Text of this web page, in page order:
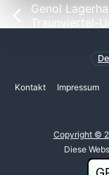
Genol
Traunviertel-
Kontakt Impressum
Copyright ©
Diese